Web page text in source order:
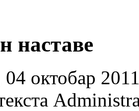
наставе
04 октобар